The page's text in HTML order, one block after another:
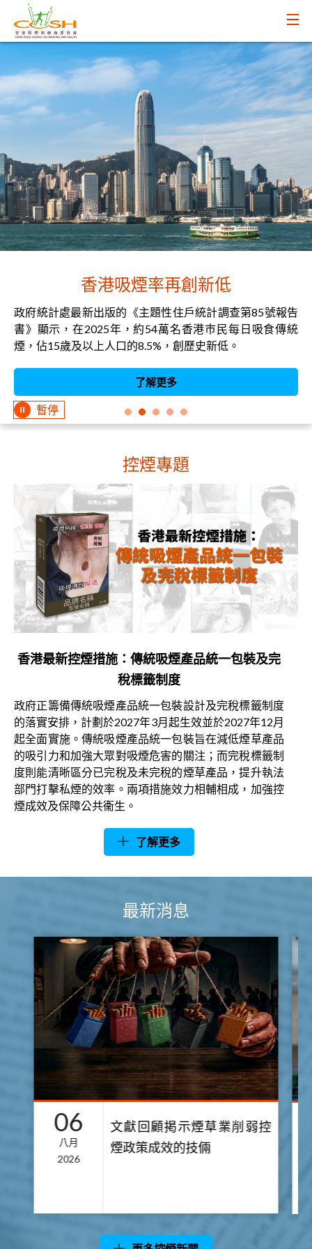
暫停
香港吸煙率再創新低
政府統計處最新出版的《主題性住戶統計調查第85號報告
書》顯示，在2025年，約54萬名香港巿民每日吸食傳統
煙，佔15歲及以上人口的8.5%，創歷史新低。
了解更多
控煙專題
香港最新控煙措施：傳統吸煙產品統一包裝及完
稅標籤制度
政府正籌備傳統吸煙產品統一包裝設計及完稅標籤制度
的落實安排，計劃於2027年3月起生效並於2027年12月
起全面實施。傳統吸煙產品統一包裝旨在減低煙草產品
的吸引力和加強大眾對吸煙危害的關注；而完稅標籤制
度則能清晰區分已完稅及未完稅的煙草產品，提升執法
部門打擊私煙的效率。兩項措施效力相輔相成，加強控
煙成效及保障公共衞生。
了解更多
最新消息
06
八月
2026
文獻回顧掲示煙草業削弱控
煙政策成效的技倆